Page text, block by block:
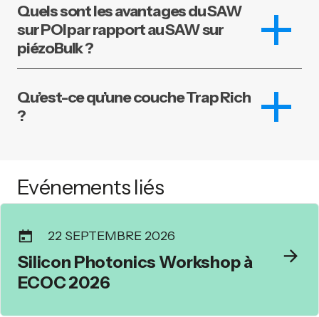
Quels sont les avantages du SAW
sur POI par rapport au SAW sur
piézoBulk ?
Qu’est-ce qu’une couche Trap Rich
?
Evénements liés
22 SEPTEMBRE 2026
Silicon Photonics Workshop à
ECOC 2026